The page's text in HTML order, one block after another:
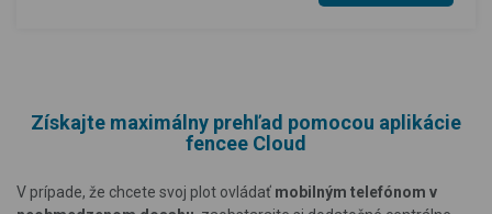
Získajte maximálny prehľad pomocou aplikácie
fencee Cloud
V prípade, že chcete svoj plot ovládať mobilným telefónom v